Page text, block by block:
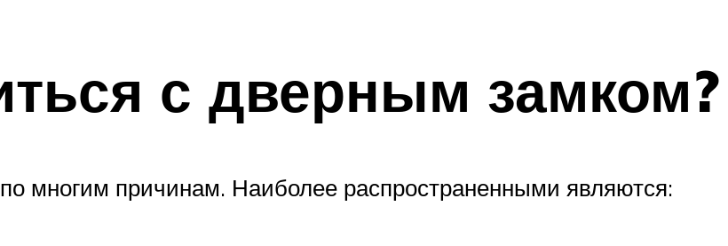
с дверным замком?
многим причинам. Наиболее распространенными являются: